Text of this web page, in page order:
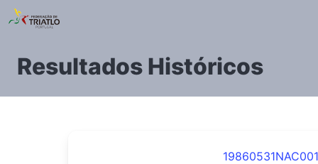
Resultados Históricos
19860531NAC001